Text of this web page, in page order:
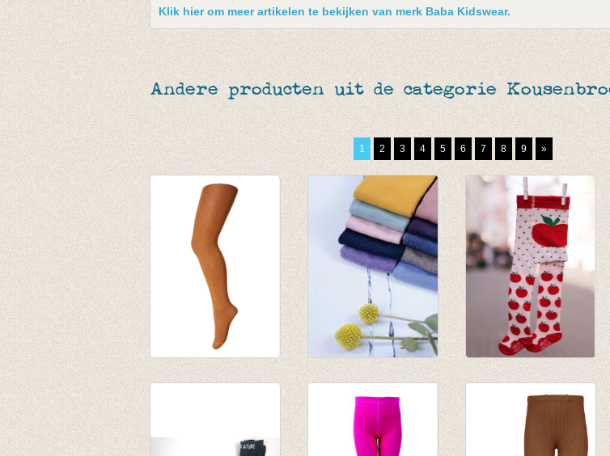
Klik hier om meer artikelen te bekijken van merk Baba Kidswear.
Andere producten uit de categorie
1 2 3 4 5 6 7 8 9 »
roze met appeltjes